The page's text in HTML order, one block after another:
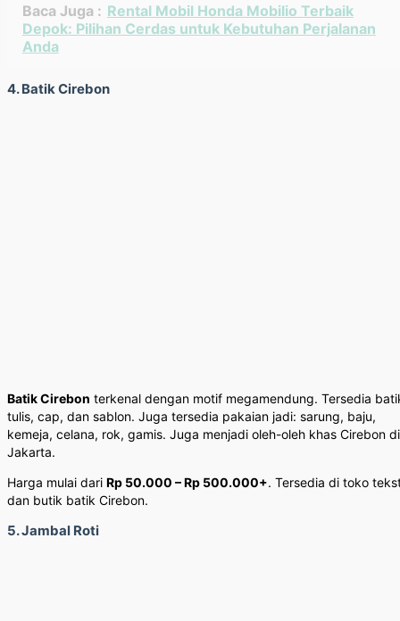
Baca Juga : Rental Mobil Honda Mobilio Terbaik
Depok: Pilihan Cerdas untuk Kebutuhan Perjalanan
Anda
4. Batik Cirebon
Batik Cirebon terkenal dengan motif megamendung. Tersedia
tulis, cap, dan sablon. Juga tersedia pakaian jadi: sarung, baju,
kemeja, celana, rok, gamis. Juga menjadi oleh-oleh khas Cirebon di
Jakarta.
Harga mulai dari Rp 50.000 – Rp 500.000+. Tersedia di toko
dan butik batik Cirebon.
5. Jambal Roti